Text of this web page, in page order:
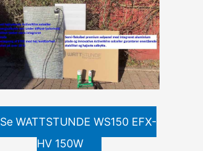
Se WATTSTUNDE WS150 EFX-
HV 150W